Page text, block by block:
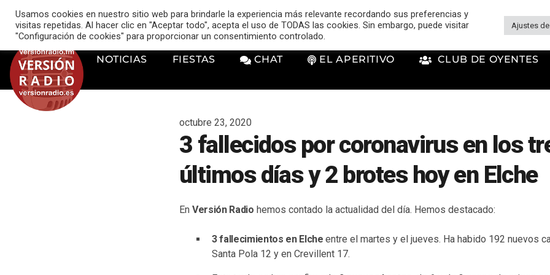
music_note VERSIÓN RADIO
NOTICIAS FIESTAS CHAT EL APERITIVO CLUB DE OYENTES
octubre 23, 2020
3 fallecidos por coronavirus en los
últimos días y 2 brotes hoy en Elche
En Versión Radio hemos contado la actualidad del día. Hemos destacado:
3 fallecimientos en Elcheentre el martes y el jueves. Ha habido 192 nuevos
Santa Pola 12 y en Crevillent 17.
Usamos cookies en nuestro sitio web para brindarle la experiencia más relevante recordando sus preferencias y
visitas repetidas. Al hacer clic en "Aceptar todo", acepta el uso de TODAS las cookies. Sin embargo, puede visitar
"Configuración de cookies" para proporcionar un consentimiento controlado.
Ajustes